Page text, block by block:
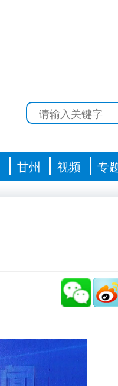
甘州 视频 专